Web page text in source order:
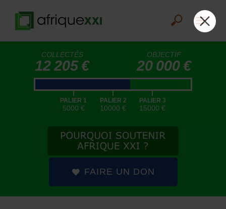
COLLECTÉS
12 205 €
OBJECTIF
20 000 €
|
PALIER 1
5000 €
|
PALIER 2
10000 €
|
PALIER 3
15000 €
FAIRE UN DON